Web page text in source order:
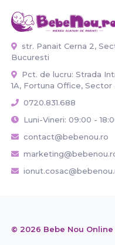
str. Panait Cerna 2,
Bucuresti
Pct. de lucru: Strada
1A, Fortuna Office,
0720.831.688
Luni-Vineri: 09:00 -
contact@bebenou.ro
© 2026 Bebe Nou Online